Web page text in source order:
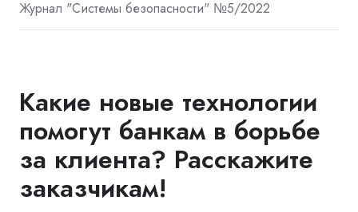
Журнал "Системы безопасности" №5/2022
Какие новые технологии
помогут банкам в борьбе
за клиента? Расскажите
заказчикам!